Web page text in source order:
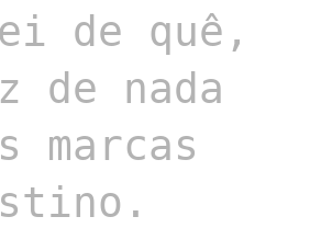
de quê,
de nada
marcas